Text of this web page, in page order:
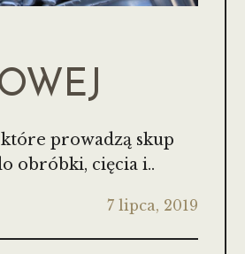
prowadzą skup
obróbki, cięcia i..
7 lipca, 2019